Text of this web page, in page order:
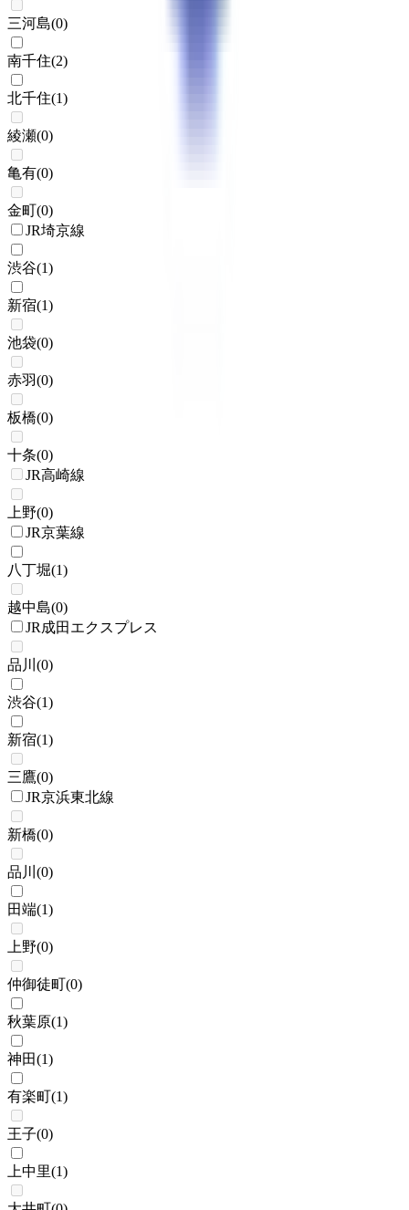
三河島(0)
南千住(2)
北千住(1)
綾瀬(0)
亀有(0)
金町(0)
JR埼京線
渋谷(1)
新宿(1)
池袋(0)
赤羽(0)
板橋(0)
十条(0)
JR高崎線
上野(0)
JR京葉線
八丁堀(1)
越中島(0)
JR成田エクスプレス
品川 (0)
渋谷(1)
新宿(1)
三鷹(0)
JR京浜東北線
新橋(0)
品川 (0)
田端(1)
上野(0)
仲御徒町(0)
秋葉原(1)
神田(1)
有楽町(1)
王子(0)
上中里(1)